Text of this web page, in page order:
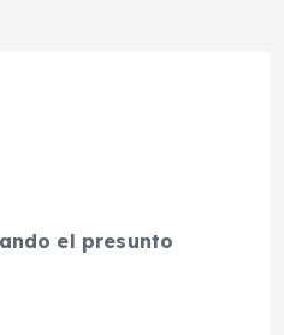
el presunto